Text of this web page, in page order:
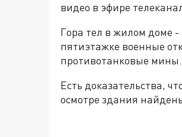
видео в эфире
Гора тел в жилом доме
пятиэтажке военные
противотанковые мины.
Есть доказательства,
осмотре здания